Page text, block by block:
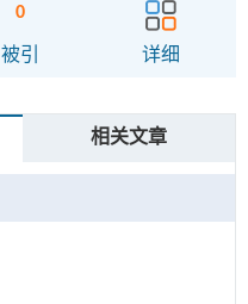
0
被引 详细
相关文章